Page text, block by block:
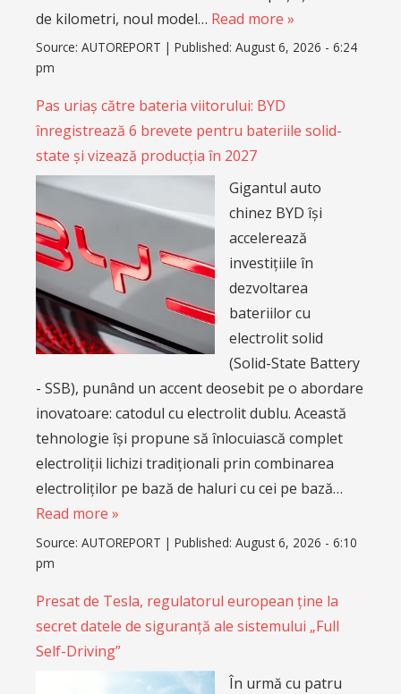
de kilometri, noul model… Read more »
Source: AUTOREPORT | Published: August 6, 2026 - 6:24
pm
Pas uriaș către bateria viitorului: BYD
înregistrează 6 brevete pentru bateriile solid-
state și vizează producția în 2027
Gigantul auto
chinez BYD își
accelerează
investițiile în
dezvoltarea
bateriilor cu
electrolit solid
(Solid-State Battery
- SSB), punând un accent deosebit pe o abordare
inovatoare: catodul cu electrolit dublu. Această
tehnologie își propune să înlocuiască complet
electroliții lichizi tradiționali prin combinarea
electroliților pe bază de haluri cu cei pe bază…
Read more »
Source: AUTOREPORT | Published: August 6, 2026 - 6:10
pm
Presat de Tesla, regulatorul european ține la
secret datele de siguranță ale sistemului „Full
Self-Driving”
În urmă cu patru